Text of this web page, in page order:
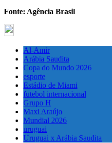
Fonte: Agência Brasil
Al-Amir
Arábia Saudita
Copa do Mundo 2026
esporte
Estádio de Miami
futebol internacional
Grupo H
Maxi Araújo
Mundial 2026
uruguai
Uruguai x Arábia Saudita